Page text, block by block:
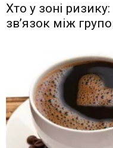
Хто у зоні
зв’язок між